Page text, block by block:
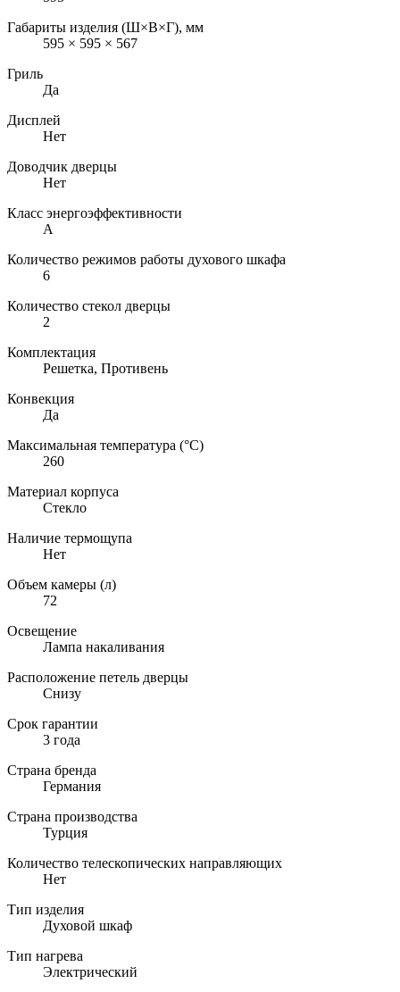
Габариты изделия (Ш×В×Г), мм
595 × 595 × 567
Гриль
Да
Дисплей
Нет
Доводчик дверцы
Нет
Класс энергоэффективности
A
Количество режимов работы духового шкафа
6
Количество стекол дверцы
2
Комплектация
Решетка, Противень
Конвекция
Да
Максимальная температура (°C)
260
Материал корпуса
Стекло
Наличие термощупа
Нет
Объем камеры (л)
72
Освещение
Лампа накаливания
Расположение петель дверцы
Снизу
Срок гарантии
3 года
Страна бренда
Германия
Страна производства
Турция
Количество телескопических направляющих
Нет
Тип изделия
Духовой шкаф
Тип нагрева
Электрический